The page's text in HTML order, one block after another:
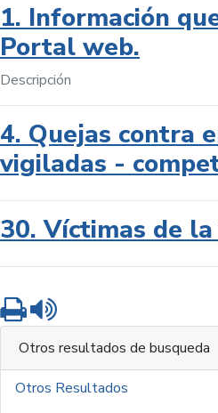
1. Información
Portal web.
Descripción
4. Quejas contra
vigiladas -
30. Víctimas de
Imprimir
Otros resultados de busqueda
Otros Resultados